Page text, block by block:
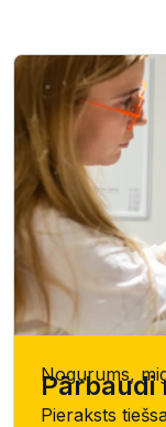
Nogurums,
Pārbaudi
Pieraksts